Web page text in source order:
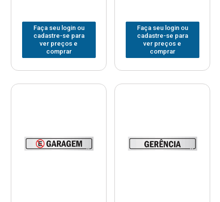
Faça seu login ou
cadastre-se para
ver preços e
comprar
Faça seu login ou
cadastre-se para
ver preços e
comprar